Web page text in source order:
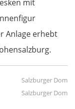
mit
Anlage erhebt
Salzburger Dom